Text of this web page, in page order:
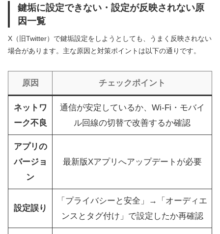
鍵垢に設定できない・設定が反映されない原
因一覧
X（旧Twitter）で鍵垢設定をしようとしても、うまく反映されない
場合があります。主な原因と対策ポイントは以下の通りです。
原因 チェックポイント
ネットワ
ーク不良
通信が安定しているか、Wi-Fi・モバイ
ル回線の切替で改善するか確認
アプリの
バージョ
ン
最新版Xアプリへアップデートが必要
設定誤り
「プライバシーと安全」→「オーディエ
ンスとタグ付け」で設定したか再確認